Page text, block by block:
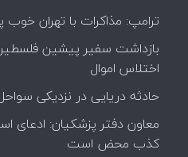
ترامپ: مذاکرات با تهران
بازداشت سفیر پیشین فلسطین
اختلاس اموال
حادثه دریایی در نزدیکی
معاون دفتر پزشکیان: ادعای
کذب محض است